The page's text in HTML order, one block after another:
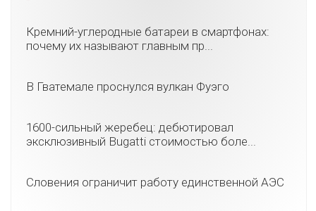
Кремний-углеродные батареи в смартфонах:
почему их называют главным пр...
В Гватемале проснулся вулкан Фуэго
1600-сильный жеребец: дебютировал
эксклюзивный Bugatti стоимостью боле...
Словения ограничит работу единственной АЭС